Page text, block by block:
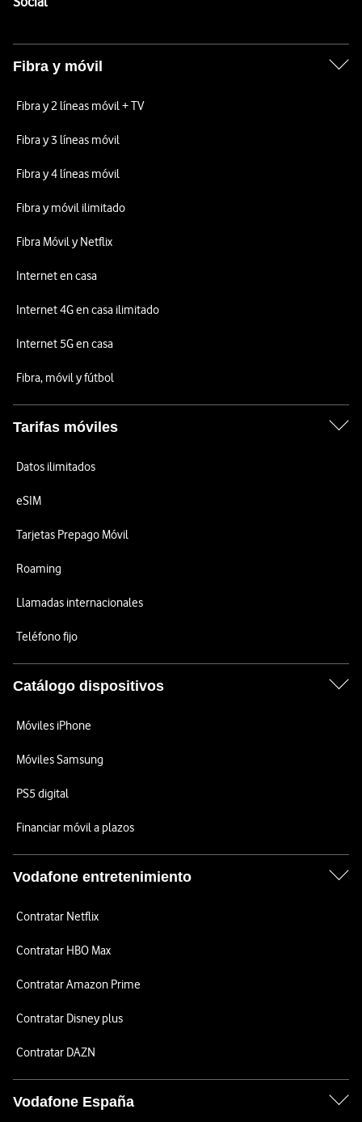
Fibra y móvil
Fibra y 2 líneas móvil + TV
Fibra y 3 líneas móvil
Fibra y 4 líneas móvil
Fibra y móvil ilimitado
Fibra Móvil y Netflix
Internet en casa
Internet 4G en casa ilimitado
Internet 5G en casa
Fibra, móvil y fútbol
Tarifas móviles
Datos ilimitados
eSIM
Tarjetas Prepago Móvil
Roaming
Llamadas internacionales
Teléfono fijo
Catálogo dispositivos
Móviles iPhone
Móviles Samsung
PS5 digital
Financiar móvil a plazos
Vodafone entretenimiento
Contratar Netflix
Contratar HBO Max
Contratar Amazon Prime
Contratar Disney plus
Contratar DAZN
Vodafone España